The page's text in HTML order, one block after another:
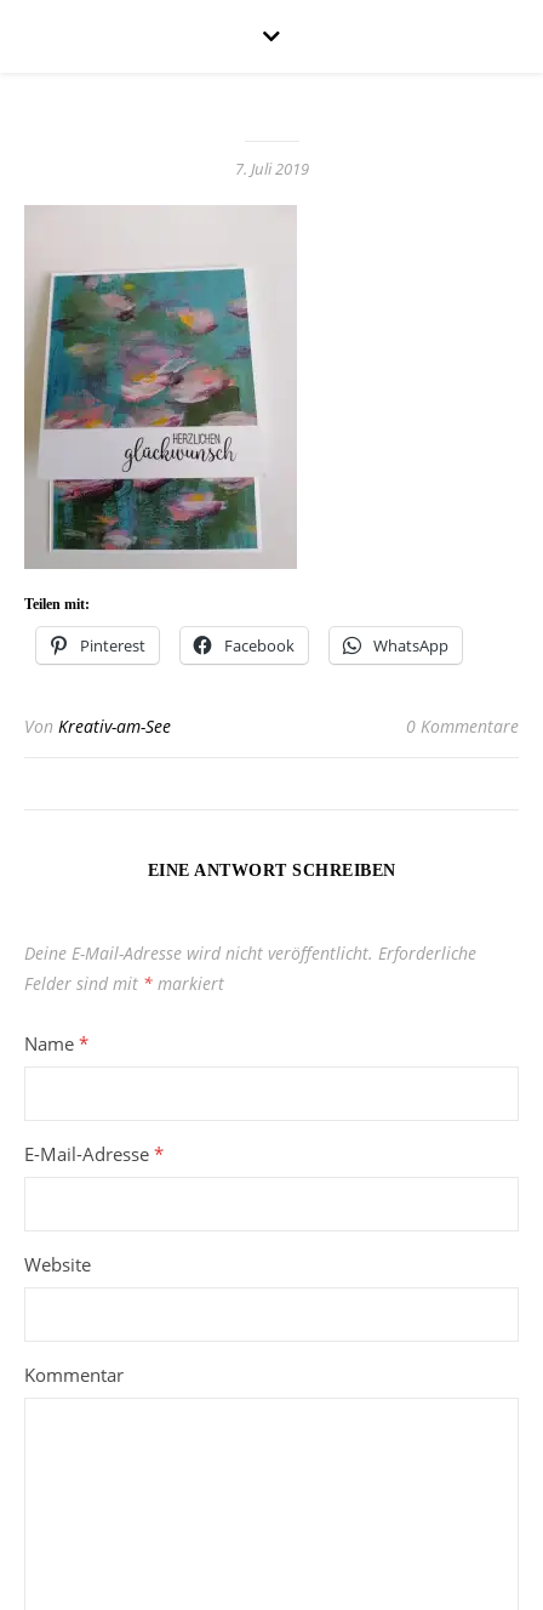
7. Juli 2019
Teilen mit:
Pinterest Facebook WhatsApp
Von Kreativ-am-See 0 Kommentare
EINE ANTWORT SCHREIBEN
Deine E-Mail-Adresse wird nicht veröffentlicht. Erforderliche
Felder sind mit * markiert
Name *
E-Mail-Adresse *
Website
Kommentar